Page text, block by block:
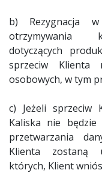
b) Rezygnacja
otrzymywania
dotyczących
sprzeciw Klienta
osobowych, w tym
c) Jeżeli sprzeciw
Kaliska nie
przetwarzania
Klienta zostaną
których, Klient